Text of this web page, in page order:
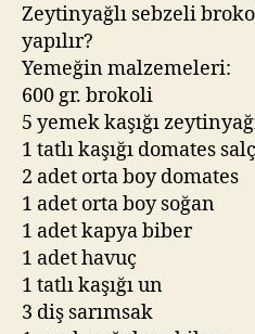
Zeytinyağlı sebzeli
yapılır?
Yemeğin malzemeleri:
600 gr. brokoli
5 yemek kaşığı
1 tatlı kaşığı domates
2 adet orta boy domates
1 adet orta boy soğan
1 adet kapya biber
1 adet havuç
1 tatlı kaşığı un
3 diş sarımsak